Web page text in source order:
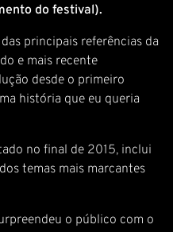
do festival).
principais referências da
e mais recente
desde o primeiro
história que eu queria
no final de 2015, inclui
temas mais marcantes
o público com o